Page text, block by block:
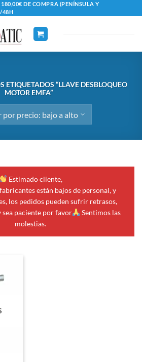
DE COMPRA (PENÍNSULA Y
48H
ETIQUETADOS “LLAVE DESBLOQUEO
MOTOR EMFA”
Estimado cliente,
están bajos de personal, y
los pedidos pueden sufrir retrasos,
sea paciente por favor
Sentimos las
molestias.